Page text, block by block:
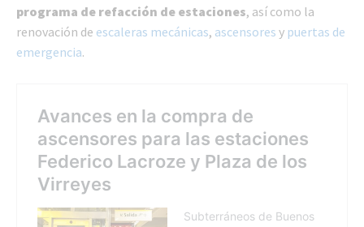
programa de refacción de estaciones, así como la
renovación de escaleras mecánicas, ascensores y puertas de
emergencia.